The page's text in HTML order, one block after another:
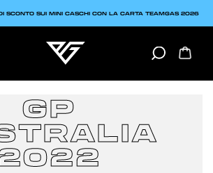
SCONTO SUI MINI CASCHI CON LA CARTA TEAMGAS 2026
GP